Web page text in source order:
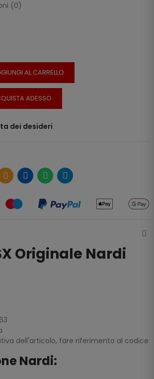
(0)
AL CARRELLO
ADESSO
dei desideri
Originale Nardi
dell'articolo, fare riferimento al codice
Nardi: